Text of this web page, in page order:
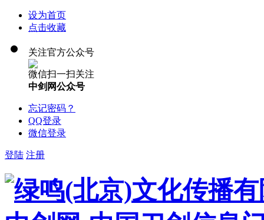
设为首页
点击收藏
关注官方公众号
微信扫一扫关注
中剑网公众号
忘记密码？
QQ登录
微信登录
登陆 注册